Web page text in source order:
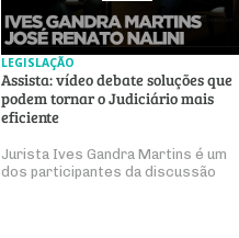
LEGISLAÇÃO
Assista: vídeo debate soluções que
podem tornar o Judiciário mais
eficiente
Jurista Ives Gandra Martins é um
dos participantes da discussão